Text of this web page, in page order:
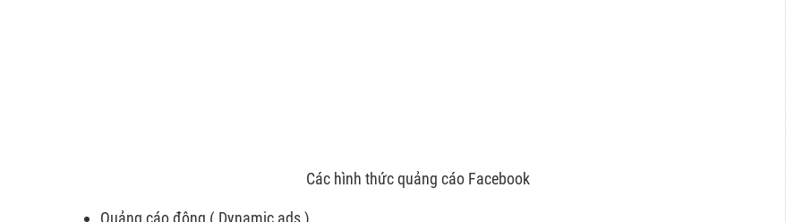
Các hình thức quảng cáo Facebook
Quảng cáo động ( Dynamic ads )